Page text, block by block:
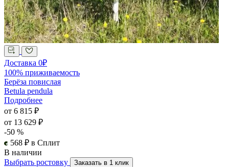
Доставка 0₽
100% приживаемость
Берёза повислая
Betula pendula
Подробнее
от 6 815 ₽
от 13 629 ₽
-50 %
568 ₽ в Сплит
В наличии
Выбрать ростовку
Заказать в 1 клик